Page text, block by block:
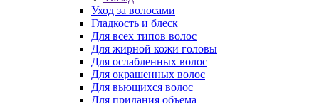
Уход за волосами
Гладкость и блеск
Для всех типов волос
Для жирной кожи головы
Для ослабленных волос
Для окрашенных волос
Для вьющихся волос
Для придания объема